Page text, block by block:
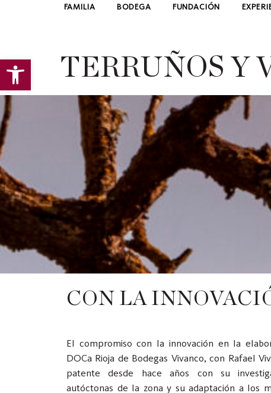
Abrir barra de herramientas
FAMILIA BODEGA FUNDACIÓN
TERRUÑOS Y
CON LA
El compromiso con la innovación en la
DOCa Rioja de Bodegas Vivanco, con Rafael
patente desde hace años con su
autóctonas de la zona y su adaptación a los